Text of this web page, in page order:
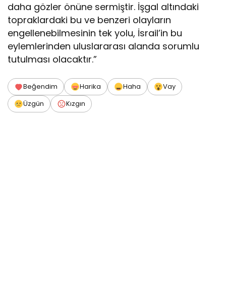
daha gözler önüne sermiştir. İşgal altındaki
topraklardaki bu ve benzeri olayların
engellenebilmesinin tek yolu, İsrail’in bu
eylemlerinden uluslararası alanda sorumlu
tutulması olacaktır.”
Beğendim Harika Haha
Vay
Üzgün
Kızgın